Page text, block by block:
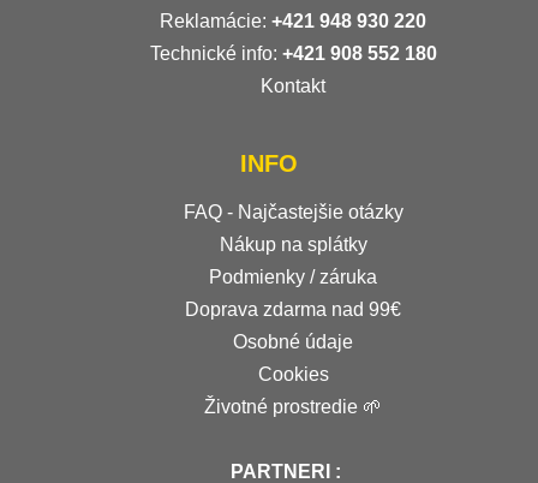
Reklamácie: +421 948 930 220
Technické info: +421 908 552 180
Kontakt
INFO
FAQ - Najčastejšie otázky
Nákup na splátky
Podmienky / záruka
Doprava zdarma nad 99€
Osobné údaje
Cookies
Životné prostredie 🌱
PARTNERI :